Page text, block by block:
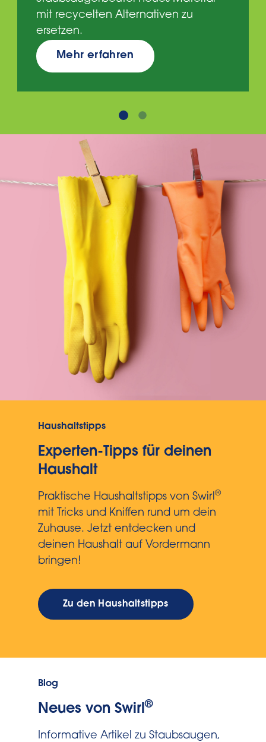
mit recycelten Alternativen zu
ersetzen.
Mehr erfahren
Haushaltstipps
Experten-Tipps für deinen
Haushalt
Praktische Haushaltstipps von Swirl ®
mit Tricks und Kniffen rund um dein
Zuhause. Jetzt entdecken und
deinen Haushalt auf Vordermann
bringen!
Zu den Haushaltstipps
Blog
Neues von Swirl ®
Informative Artikel zu Staubsaugen,